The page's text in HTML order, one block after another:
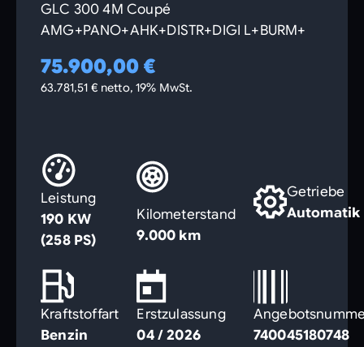
GLC 300 4M Coupé
AMG+PANO+AHK+DISTR+DIGI L+BURM+
75.900,00 €
63.781,51 € netto, 19% MwSt.
Leistung
190 KW
(258 PS)
Kilometerstand
9.000 km
Getriebe
Automatik
Kraftstoffart
Benzin
Erstzulassung
04 / 2026
740045180748